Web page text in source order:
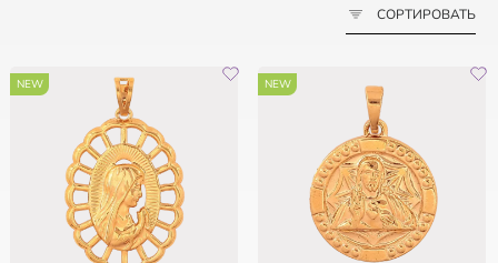
СОРТИРОВАТЬ
NEW NEW